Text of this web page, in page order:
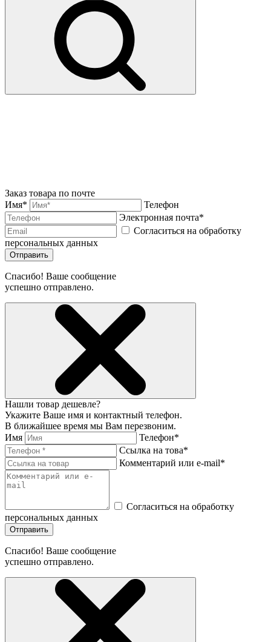
Заказ товара по почте
Имя*
Телефон
Электронная почта*
Согласиться на обработку
персональных данных
Отправить
Спасибо! Ваше сообщение
успешно отправлено.
Нашли товар дешевле?
Укажите Ваше имя и контактный телефон.
В ближайшее время мы Вам перезвоним.
Имя
Телефон*
Ссылка на това*
Комментарий или e-mail*
Согласиться на обработку
персональных данных
Отправить
Спасибо! Ваше сообщение
успешно отправлено.